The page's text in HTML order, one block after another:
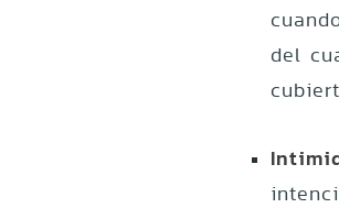
del